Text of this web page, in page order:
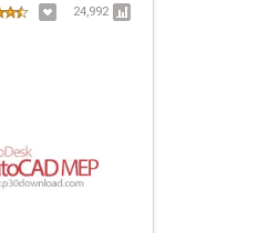
24,992